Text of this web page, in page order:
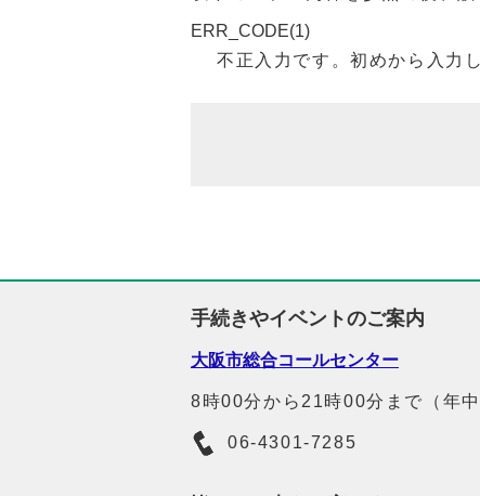
ERR_CODE(1)
不正入力です。初めから入力
手続きやイベントのご案内
大阪市総合コールセンター
8時00分から21時00分まで（年中
06-4301-7285